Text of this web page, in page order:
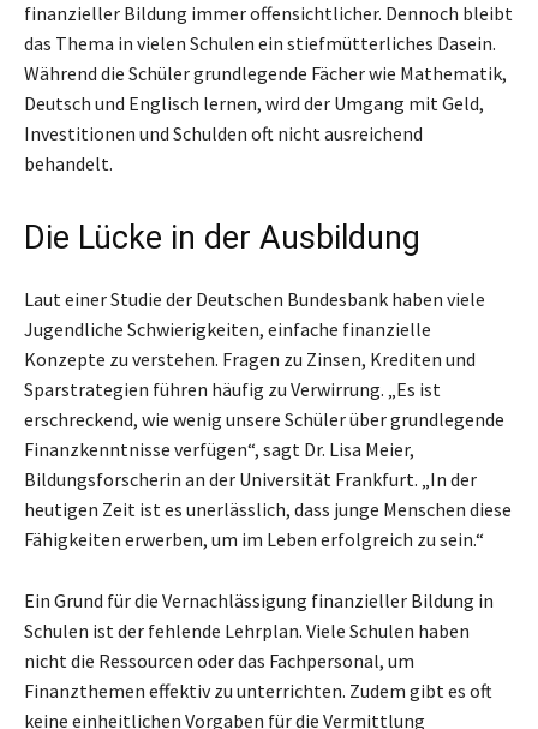
finanzieller Bildung immer offensichtlicher. Dennoch bleibt
das Thema in vielen Schulen ein stiefmütterliches Dasein.
Während die Schüler grundlegende Fächer wie Mathematik,
Deutsch und Englisch lernen, wird der Umgang mit Geld,
Investitionen und Schulden oft nicht ausreichend
behandelt.
Die Lücke in der Ausbildung
Laut einer Studie der Deutschen Bundesbank haben viele
Jugendliche Schwierigkeiten, einfache finanzielle
Konzepte zu verstehen. Fragen zu Zinsen, Krediten und
Sparstrategien führen häufig zu Verwirrung. „Es ist
erschreckend, wie wenig unsere Schüler über grundlegende
Finanzkenntnisse verfügen“, sagt Dr. Lisa Meier,
Bildungsforscherin an der Universität Frankfurt. „In der
heutigen Zeit ist es unerlässlich, dass junge Menschen diese
Fähigkeiten erwerben, um im Leben erfolgreich zu sein.“
Ein Grund für die Vernachlässigung finanzieller Bildung in
Schulen ist der fehlende Lehrplan. Viele Schulen haben
nicht die Ressourcen oder das Fachpersonal, um
Finanzthemen effektiv zu unterrichten. Zudem gibt es oft
keine einheitlichen Vorgaben für die Vermittlung